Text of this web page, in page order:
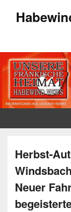
Herbst-
Neuer